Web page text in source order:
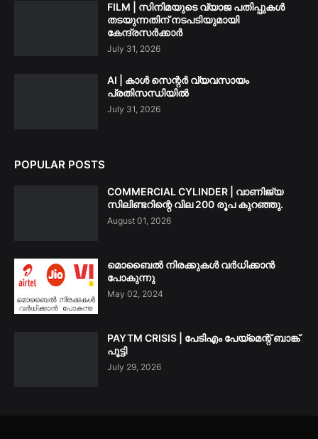
FILM | സിനിമയുടെ വ്യാജ പതിപ്പുകൾ
തടയുന്നതിന് നടപടിയുമായി
കേന്ദ്രസർക്കാർ
July 31, 2026
AI | കാൾ സെന്റർ വ്യവസായം
പ്രതിസന്ധിയിൽ
July 31, 2026
POPULAR POSTS
COMMERCIAL CYLINDER | വാണിജ്യ
സിലിണ്ടറിന്റെ വില 200 രൂപ കുറഞ്ഞു.
August 01, 2026
മൊബൈൽ നിരക്കുകൾ വർധിക്കാൻ
പോകുന്നു
May 02, 2024
PAYTM CRISIS | പേടിഎം പേയ്മെന്റ് ബാങ്ക്
പൂട്ടി
July 29, 2026